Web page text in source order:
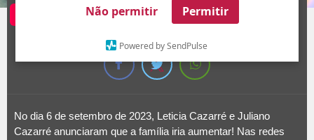
Não permitir Permitir
Powered by SendPulse
No dia 6 de setembro de 2023, Leticia Cazarré e Juliano
Cazarré anunciaram que a família iria aumentar! Nas redes